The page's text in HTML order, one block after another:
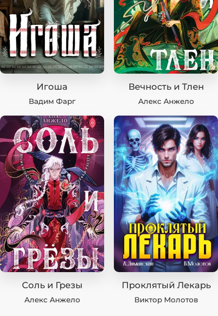
Игоша
Вадим Фарг
Вечность и Тлен
Алекс Анжело
Соль и Грезы
Алекс Анжело
Проклятый Лекарь
Виктор Молотов